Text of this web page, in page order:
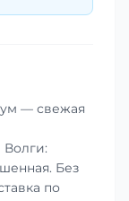
— свежая
Без
по